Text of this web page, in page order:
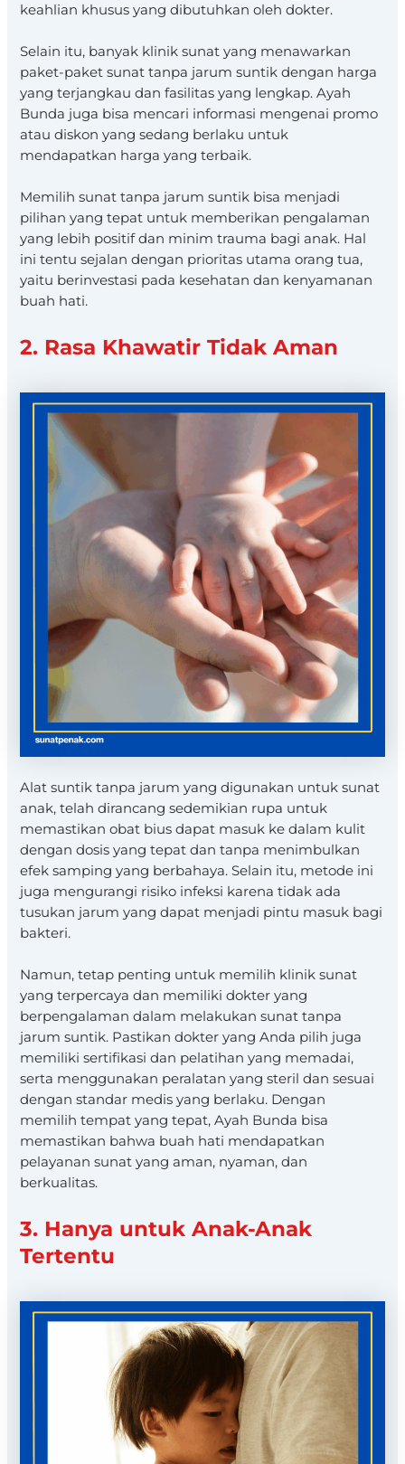
keahlian khusus yang dibutuhkan oleh dokter.
Selain itu, banyak klinik sunat yang menawarkan
paket-paket sunat tanpa jarum suntik dengan harga
yang terjangkau dan fasilitas yang lengkap. Ayah
Bunda juga bisa mencari informasi mengenai promo
atau diskon yang sedang berlaku untuk
mendapatkan harga yang terbaik.
Memilih sunat tanpa jarum suntik bisa menjadi
pilihan yang tepat untuk memberikan pengalaman
yang lebih positif dan minim trauma bagi anak. Hal
ini tentu sejalan dengan prioritas utama orang tua,
yaitu berinvestasi pada kesehatan dan kenyamanan
buah hati.
2. Rasa Khawatir Tidak Aman
Alat suntik tanpa jarum yang digunakan untuk sunat
anak, telah dirancang sedemikian rupa untuk
memastikan obat bius dapat masuk ke dalam kulit
dengan dosis yang tepat dan tanpa menimbulkan
efek samping yang berbahaya. Selain itu, metode ini
juga mengurangi risiko infeksi karena tidak ada
tusukan jarum yang dapat menjadi pintu masuk bagi
bakteri.
Namun, tetap penting untuk memilih klinik sunat
yang terpercaya dan memiliki dokter yang
berpengalaman dalam melakukan sunat tanpa
jarum suntik. Pastikan dokter yang Anda pilih juga
memiliki sertifikasi dan pelatihan yang memadai,
serta menggunakan peralatan yang steril dan sesuai
dengan standar medis yang berlaku. Dengan
memilih tempat yang tepat, Ayah Bunda bisa
memastikan bahwa buah hati mendapatkan
pelayanan sunat yang aman, nyaman, dan
berkualitas.
3. Hanya untuk Anak-Anak
Tertentu